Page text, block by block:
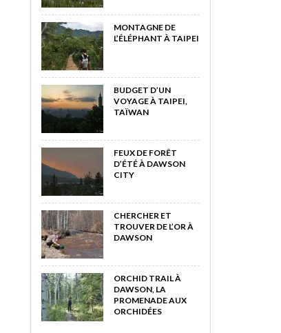
MONTAGNE DE
L’ÉLÉPHANT À TAIPEI
BUDGET D’UN
VOYAGE À TAIPEI,
TAÏWAN
FEUX DE FORÊT
D’ÉTÉ À DAWSON
CITY
CHERCHER ET
TROUVER DE L’OR À
DAWSON
ORCHID TRAIL À
DAWSON, LA
PROMENADE AUX
ORCHIDÉES